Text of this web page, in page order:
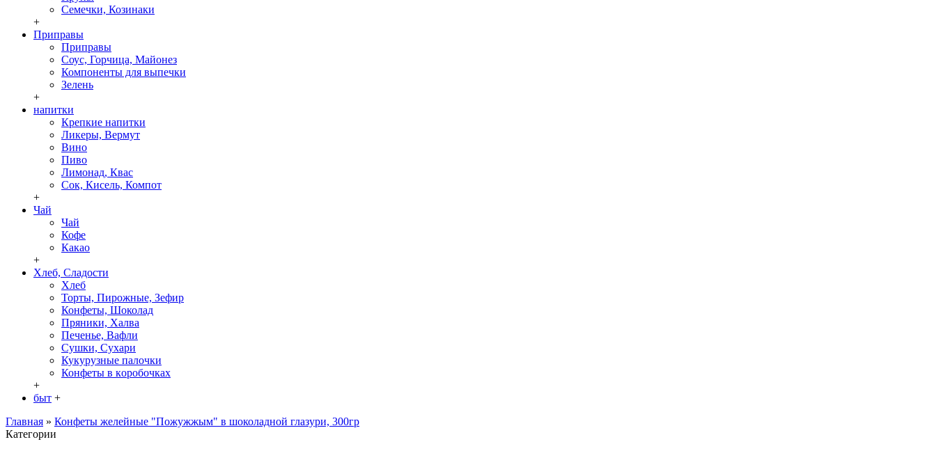
Семечки, Козинаки
+
Приправы
Приправы
Соус, Горчица, Майонез
Компоненты для выпечки
Зелень
+
напитки
Крепкие напитки
Ликеры, Вермут
Вино
Пиво
Лимонад, Квас
Сок, Кисель, Компот
+
Чай
Чай
Кофе
Какао
+
Хлеб, Сладости
Хлеб
Торты, Пирожные, Зефир
Конфеты, Шоколад
Пряники, Халва
Печенье, Вафли
Сушки, Сухари
Кукурузные палочки
Конфеты в кoробочках
+
быт +
Главная » Конфеты желейные "Пожужжым" в шоколадной глазури, 300гр
Категории